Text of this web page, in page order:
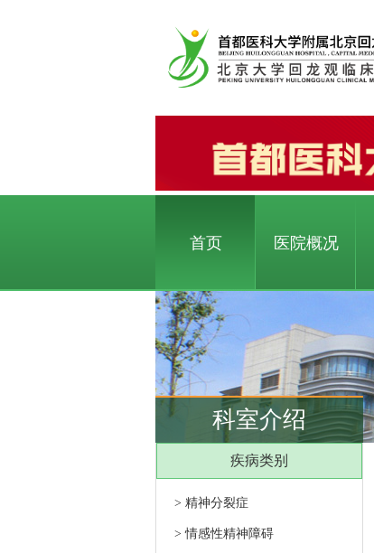
首页 医院概况
科室介绍
疾病类别
> 精神分裂症
> 情感性精神障碍